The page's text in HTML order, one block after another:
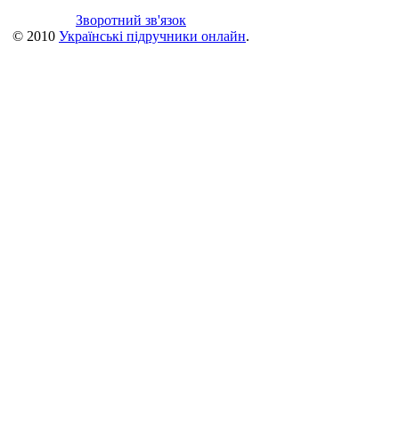
Зворотний зв'язок
© 2010 Українські підручники онлайн.